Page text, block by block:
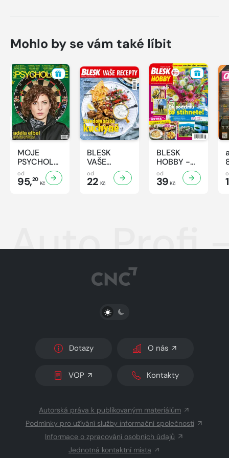
Mohlo by se vám také líbit
MOJE
PSYCHOLOGIE
- 8/2026
od
95,20
Kč
BLESK
VAŠE
RECEPTY -
8/2026
od
22 Kč
BLESK
HOBBY -
8/2026
od
39 Kč
Auto Profi
PŘEPNOUT SVĚTLÝ/TMAVÝ REŽIM
Dotazy O nás
VOP Kontakty
Autorská práva k publikovaným materiálům
Podmínky pro užívání služby informační společnosti
Informace o zpracování osobních údajů
Jednotná kontaktní místa